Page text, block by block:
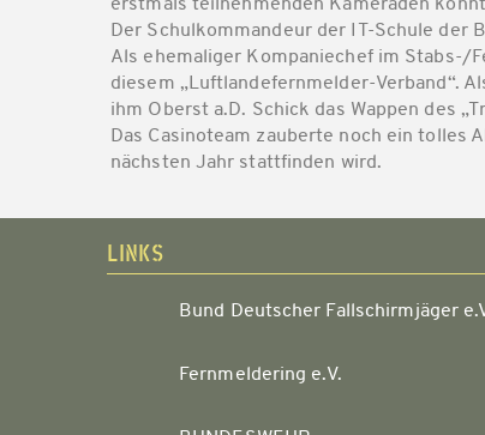
erstmals teilnehmenden Kameraden
Der Schulkommandeur der IT-Schule der
Als ehemaliger Kompaniechef im Stabs-/
diesem „Luftlandefernmelder-Verband“.
ihm Oberst a.D. Schick das Wappen des
Das Casinoteam zauberte noch ein tolles
nächsten Jahr stattfinden wird.
LINKS
Bund Deutscher Fallschirmjäger
Fernmeldering e.V.